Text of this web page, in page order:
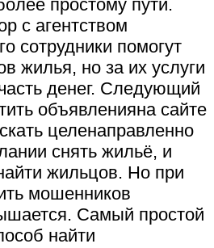
простому пути.
с агентством
сотрудники помогут
жилья, но за их услуги
денег. Следующий
объявленияна сайте
целенаправленно
снять жильё, и
жильцов. Но при
мошенников
Самый простой
найти